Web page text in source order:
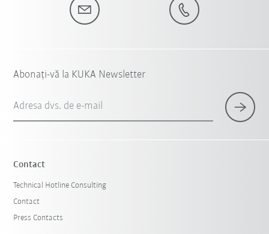
Abonați-vă la KUKA Newsletter
Adresa dvs. de e-mail
Contact
Technical Hotline Consulting
Contact
Press Contacts